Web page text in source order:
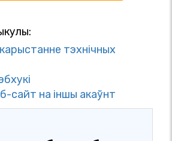
тэхнічных
сайт на іншы акаўнт